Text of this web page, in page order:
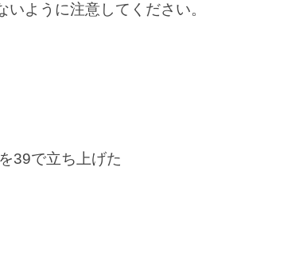
ように注意してください。
39で立ち上げた